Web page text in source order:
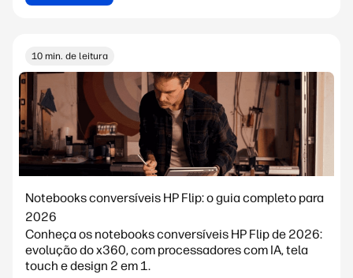
10 min. de leitura
Notebooks conversíveis HP Flip: o guia completo para
2026
Conheça os notebooks conversíveis HP Flip de 2026:
evolução do x360, com processadores com IA, tela
touch e design 2 em 1.